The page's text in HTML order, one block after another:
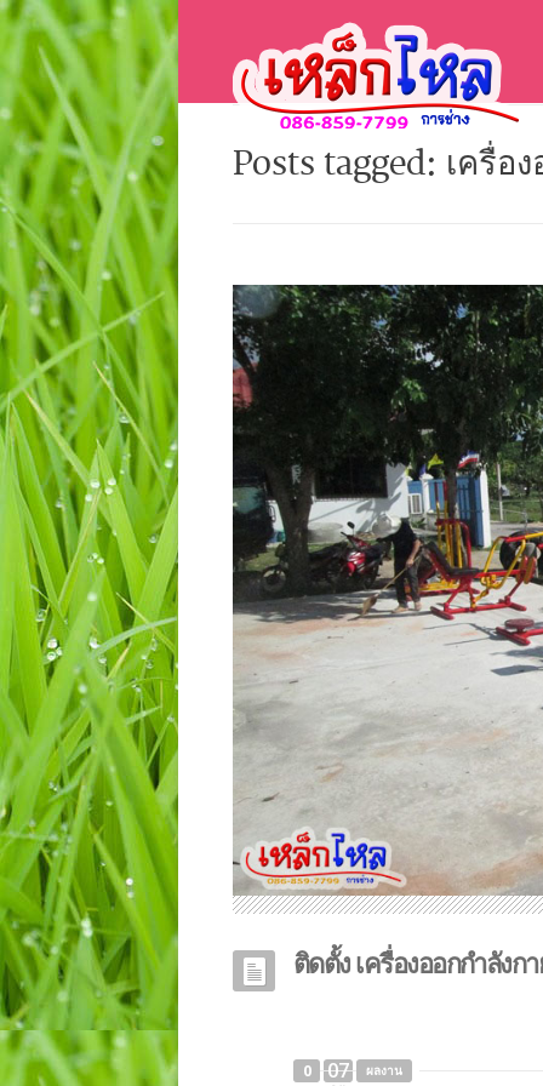
Posts tagged: เครื่อ
ติดตั้ง เครื่องออกกําลังก
0 07 ผลงาน